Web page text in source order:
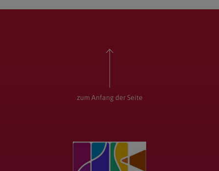
zum Anfang der Seite